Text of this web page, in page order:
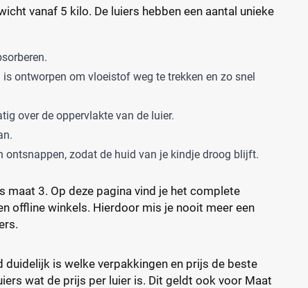
vanaf 5 kilo. De luiers hebben een aantal unieke
ontworpen om vloeistof weg te trekken en zo snel
over de oppervlakte van de luier.
zodat de huid van je kindje droog blijft.
maat 3. Op deze pagina vind je het complete
offline winkels. Hierdoor mis je nooit meer een
is welke verpakkingen en prijs de beste
wat de prijs per luier is. Dit geldt ook voor Maat